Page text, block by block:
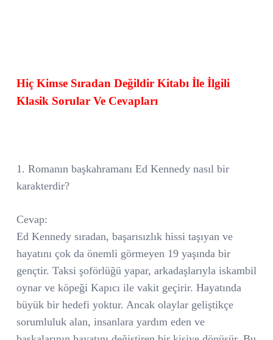
Hiç Kimse Sıradan Değildir Kitabı İle İlgili
Klasik Sorular Ve Cevapları
1. Romanın başkahramanı Ed Kennedy nasıl bir
karakterdir?
Cevap:
Ed Kennedy sıradan, başarısızlık hissi taşıyan ve
hayatını çok da önemli görmeyen 19 yaşında bir
gençtir. Taksi şoförlüğü yapar, arkadaşlarıyla iskambil
oynar ve köpeği Kapıcı ile vakit geçirir. Hayatında
büyük bir hedefi yoktur. Ancak olaylar geliştikçe
sorumluluk alan, insanlara yardım eden ve